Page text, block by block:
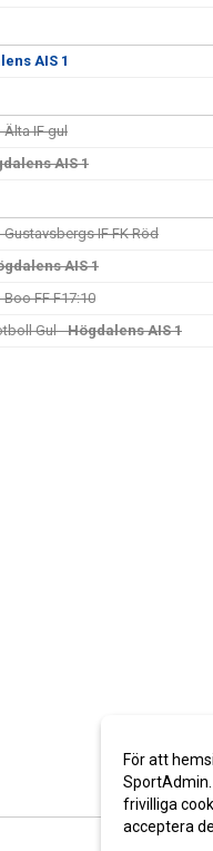
AIS 1
IF gul
AIS 1
IF FK Röd
AIS 1
FF F17:10
Gul -Högdalens AIS 1
För att
frivilliga
acceptera